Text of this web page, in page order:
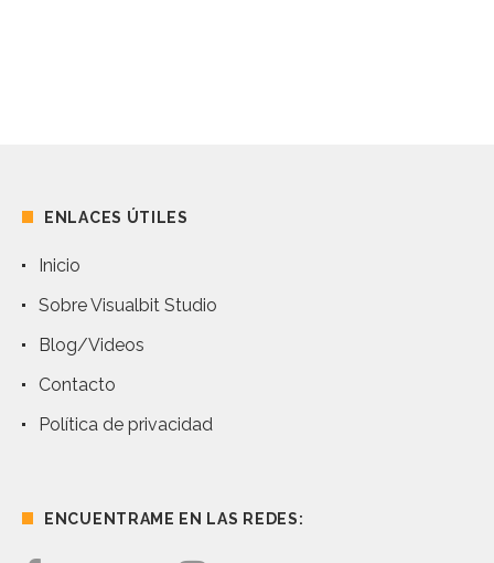
ENLACES ÚTILES
Inicio
Sobre Visualbit Studio
Blog/Videos
Contacto
Política de privacidad
ENCUENTRAME EN LAS REDES: